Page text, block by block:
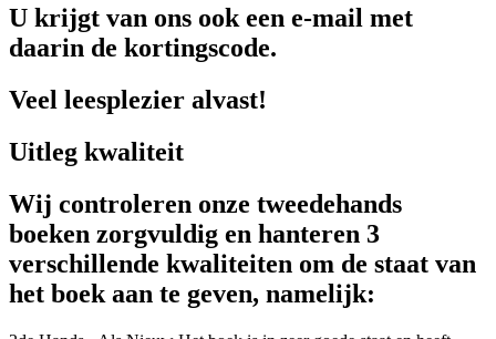
U krijgt van ons ook een e-mail met
daarin de kortingscode.
Veel leesplezier alvast!
Uitleg kwaliteit
Wij controleren onze tweedehands
boeken zorgvuldig en hanteren 3
verschillende kwaliteiten om de staat van
het boek aan te geven, namelijk: